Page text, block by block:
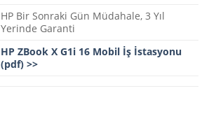
HP Bir Sonraki Gün Müdahale, 3 Yıl
Yerinde Garanti
HP ZBook X G1i 16 Mobil İş İstasyonu
(pdf) >>